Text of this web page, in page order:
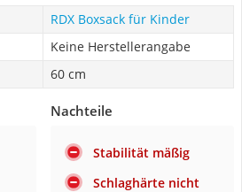
RDX Boxsack für Kinder
Keine Herstellerangabe
60 cm
Nachteile
Stabilität mäßig
Schlaghärte nicht